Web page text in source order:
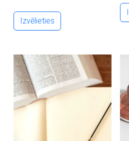
Izvēlieties
This product has